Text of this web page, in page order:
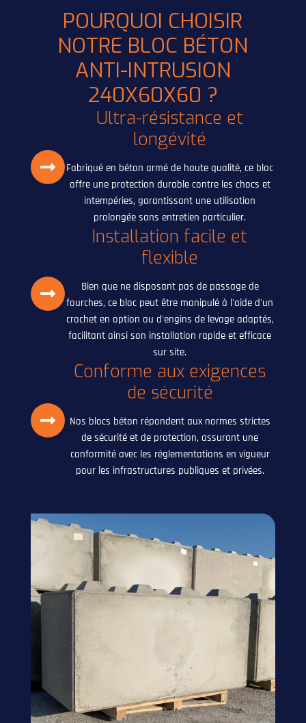
POURQUOI CHOISIR
NOTRE BLOC BÉTON
ANTI-INTRUSION
240X60X60 ?
Ultra-résistance et
longévité
Fabriqué en béton armé de haute qualité, ce bloc
offre une protection durable contre les chocs et
intempéries, garantissant une utilisation
prolongée sans entretien particulier.
Installation facile et
flexible
Bien que ne disposant pas de passage de
fourches, ce bloc peut être manipulé à l'aide d'un
crochet en option ou d'engins de levage adaptés,
facilitant ainsi son installation rapide et efficace
sur site.
Conforme aux exigences
de sécurité
Nos blocs béton répondent aux normes strictes
de sécurité et de protection, assurant une
conformité avec les réglementations en vigueur
pour les infrastructures publiques et privées.